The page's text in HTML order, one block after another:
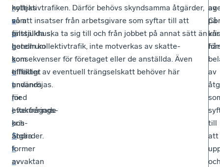
r
e
p
a
k
e
t
med
efterfrågade
kris­
åtgärder.
I
avvaktan
i
v
e
l
s
e
t
i
l
l
S
k
a
nyttjas
som
fältsjukhus,
hotellrum
som
tillfälligt
används
för
evakuerings-
och
andra
former
av
kollektivtrafiken. Därför behövs skyndsamma åtgärder,
så att insatser från arbetsgivare som syftar till att
anställda ska ta sig till och från jobbet på annat sätt än
genom kollektivtrafik, inte motverkas av skatte­
konsekvenser för företaget eller de anställda. Även
effekter av eventuell trängselskatt behöver här
undanröjas.
av
av
till
att
på